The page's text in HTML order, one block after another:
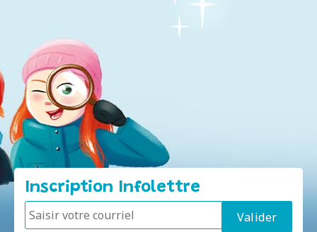
Inscription Infolettre